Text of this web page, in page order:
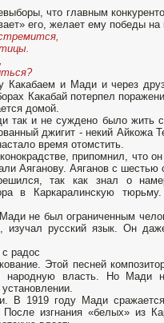
что главным
его, желает ему победы на
Какабаем и Мади и через
Какабай потерпел
домой.
так и не суждено было жить
джигит - некий Айкожа
время отомстить.
припомнил, что
Аяганову. Аяганов с
так как знал о
в Каркаралинскую
не был ограниченным
изучал русский язык. Он
радос
Этой песней
народную власть. Но Мади
В 1919 году Мади
изгнания «белых» из